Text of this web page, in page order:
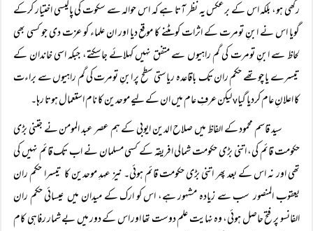
رکھی ہو، بلکہ اس کے برعکس یہ نظر آتا ہے کہ اس حوالہ سے سکوت کی پالیسی اختیار کرکے
گویا اس نے ابنِ تومرت کے اثرات کومٹنے کا موقع دیا اور ان علماء کو عزت دی جو کسی بھی
لحاظ سے ابنِ تومرت کی گم راہیوں سے متفق نہیں کہلائے جاسکتے، جبکہ اسی خاندان کے
تیسرے یا چوتھے حکم ران تک باقاعدہ ریاستی سطح پر ابنِ تومرت کی گم راہیوں سے براءت
کا اعلانِ عام کردیا گیاvلیکن عرفِ عام میں ان کے لیے موحدین کا نام استعمال ہوتا رہا۔
سید قاسم محمود کے الفاظ میں صلاح الدین ایوبی کے ہم عصر عبد المومن نے جتنی بڑی
حکومت قائم کی، اتنی بڑی حکومت شمالی افریقہ کے کسی مسلمان نے اب تک قائم نہیں کی
تھی اور نہ اس کے بعد پھر اتنی بڑی حکومت قائم ہوئی۔ نیز عہدِ موحدین کا تیسرا حکم ران
یعقوب المنصور سب سے زیادہ مشہور ہے، اس کو ارک کے میدان میں عیسائی حکم ران
الفانسو پر فتح حاصل ہوئی، وہ نہایت علم دوست تھا اور اس کے دور میں بے شمار رفاہی کام